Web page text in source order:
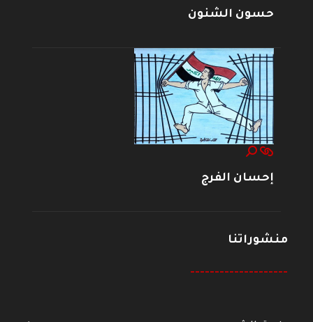
حسون الشنون
إحسان الفرج
منشوراتنا
--------------------